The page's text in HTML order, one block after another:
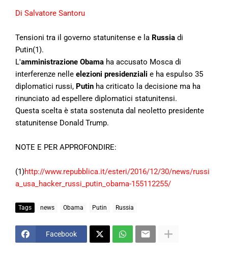
Di Salvatore Santoru
Tensioni tra il governo statunitense e la Russia di
Putin(1).
L'amministrazione Obama ha accusato Mosca di
interferenze nelle elezioni presidenziali e ha espulso 35
diplomatici russi, Putin ha criticato la decisione ma ha
rinunciato ad espellere diplomatici statunitensi.
Questa scelta è stata sostenuta dal neoletto presidente
statunitense Donald Trump.
NOTE E PER APPROFONDIRE:
(1)http://www.repubblica.it/esteri/2016/12/30/news/russi
a_usa_hacker_russi_putin_obama-155112255/
Tags news Obama Putin Russia
Facebook